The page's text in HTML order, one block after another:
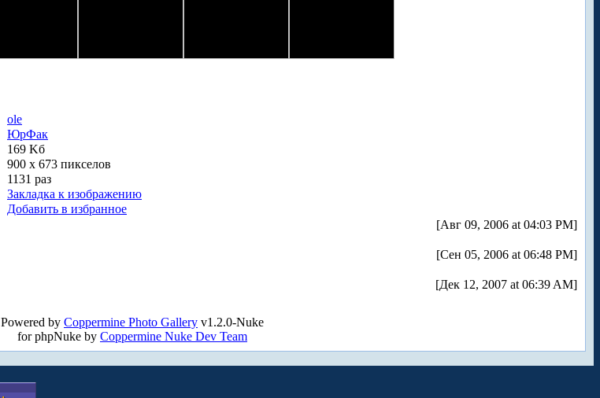
ole
ЮрФак
169 Kб
900 x 673 пикселов
1131 раз
Закладка к изображению
Добавить в избранное
[Авг 09, 2006 at 04:03 PM]
[Сен 05, 2006 at 06:48 PM]
[Дек 12, 2007 at 06:39 AM]
Powered by Coppermine Photo Gallery v1.2.0-Nuke
for phpNuke by Coppermine Nuke Dev Team